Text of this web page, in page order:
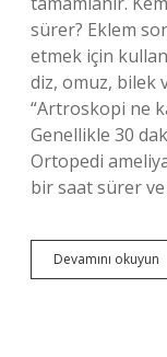
sürer? Eklem
etmek için
diz, omuz, bilek
“Artroskopi ne
Genellikle 30
Ortopedi
bir saat sürer
Devamını okuyun